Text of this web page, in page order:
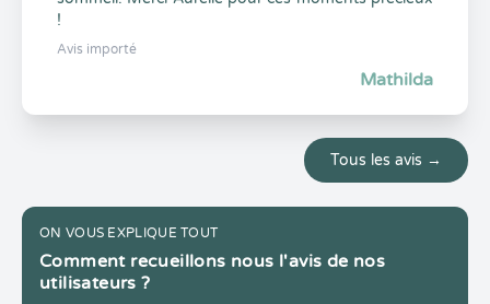
!
Avis importé
Mathilda
Tous les avis →
ON VOUS EXPLIQUE TOUT
Comment recueillons nous l'avis de nos
utilisateurs ?